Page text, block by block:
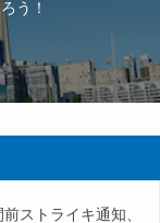
う！
ストライキ通知、